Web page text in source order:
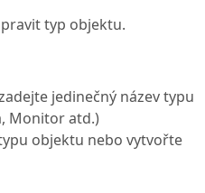
typ objektu.
jedinečný název typu
Monitor atd.)
objektu nebo vytvořte